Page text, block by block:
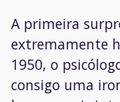
A primeira
extremamente
1950, o
consigo uma